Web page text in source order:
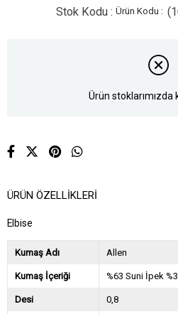
Stok Kodu
Ürün stoklarımızda
ÜRÜN ÖZELLIKLERI
Elbise
Kumaş Adı Allen
Kumaş İçeriği %63 Suni İpek
Desi 0,8